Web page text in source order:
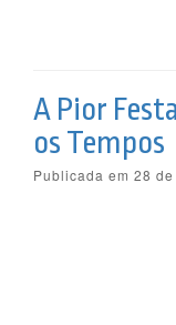
A Pior
os Tempos
Publicada em 28